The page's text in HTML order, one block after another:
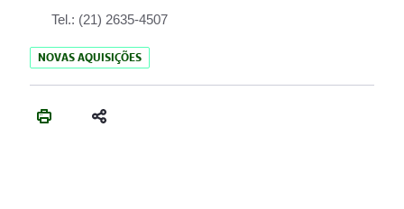
Tel.: (21) 2635-4507
NOVAS AQUISIÇÕES